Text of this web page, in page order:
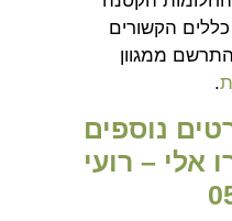
הקשורים
ממגוון
.
נוספים
אלי – רועי